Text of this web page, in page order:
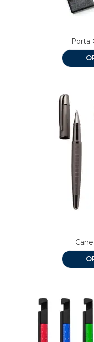
Porta